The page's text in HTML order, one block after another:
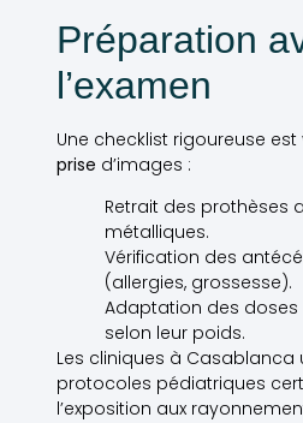
Préparation
l’examen
Une checklist rigoureuse
prise d’images :
Retrait des prothèses
métalliques.
Vérification des
(allergies, grossesse).
Adaptation des doses
selon leur poids.
Les cliniques à Casablanca
protocoles pédiatriques
l’exposition aux